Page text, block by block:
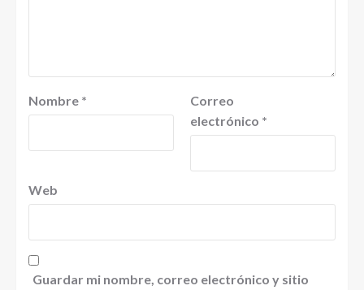
Nombre *
Correo
electrónico *
Web
Guardar mi nombre, correo electrónico y sitio